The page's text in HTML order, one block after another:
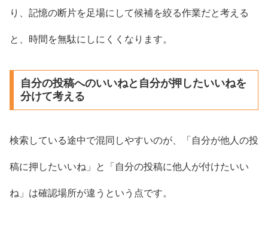
り、記憶の断片を足場にして候補を絞る作業だと考える
と、時間を無駄にしにくくなります。
自分の投稿へのいいねと自分が押したいいねを
分けて考える
検索している途中で混同しやすいのが、「自分が他人の投
稿に押したいいね」と「自分の投稿に他人が付けたいい
ね」は確認場所が違うという点です。